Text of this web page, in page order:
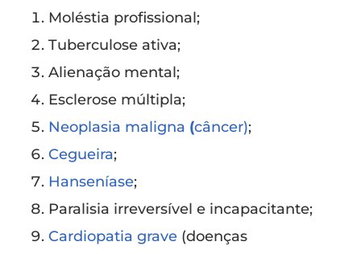
Moléstia profissional;
Tuberculose ativa;
Alienação mental;
Esclerose múltipla;
Neoplasia maligna (câncer);
Cegueira;
Hanseníase;
Paralisia irreversível e incapacitante;
Cardiopatia grave (doenças